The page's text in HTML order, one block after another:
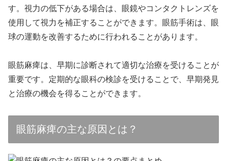
す。視力の低下がある場合は、眼鏡やコンタクトレンズを
使用して視力を補正することができます。眼筋手術は、眼
球の運動を改善するために行われることがあります。
眼筋麻痺は、早期に診断されて適切な治療を受けることが
重要です。定期的な眼科の検診を受けることで、早期発見
と治療の機会を得ることができます。
眼筋麻痺の主な原因とは？